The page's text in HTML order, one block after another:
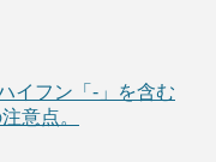
イフン「-」を含む
意点。